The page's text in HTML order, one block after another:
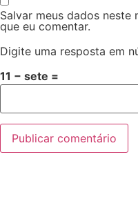
Salvar meus dados
que eu comentar.
Digite uma resposta em
11 − sete =